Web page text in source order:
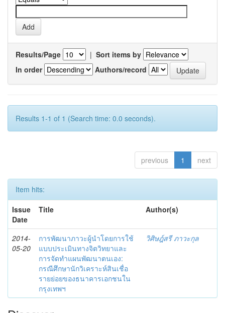
Results/Page | Sort items by
In order
Authors/record
Results 1-1 of 1 (Search time: 0.0 seconds).
previous 1 next
Item hits:
Issue
Date
Title Author(s)
2014-
05-20
การพัฒนาภาวะผู้นำโดยการใช้
แบบประเมินทางจิตวิทยาและ
การจัดทำแผนพัฒนาตนเอง:
กรณีศึกษานักวิเคราะห์สินเชื่อ
รายย่อยของธนาคารเอกชนใน
กรุงเทพฯ
วิศิษฎ์สรี ภาวะกุล